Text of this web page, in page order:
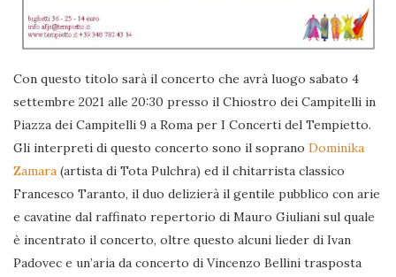
Con questo titolo sarà il concerto che avrà luogo sabato 4
settembre 2021 alle 20:30 presso il Chiostro dei Campitelli in
Piazza dei Campitelli 9 a Roma per I Concerti del Tempietto.
Gli interpreti di questo concerto sono il soprano Dominika
Zamara (artista di Tota Pulchra) ed il chitarrista classico
Francesco Taranto, il duo delizierà il gentile pubblico con arie
e cavatine dal raffinato repertorio di Mauro Giuliani sul quale
è incentrato il concerto, oltre questo alcuni lieder di Ivan
Padovec e un’aria da concerto di Vincenzo Bellini trasposta